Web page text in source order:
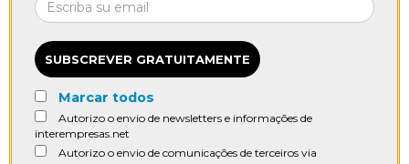
SUBSCREVER GRATUITAMENTE
Marcar todos
Autorizo o envio de newsletters e informações de
interempresas.net
Autorizo o envio de comunicações de terceiros via